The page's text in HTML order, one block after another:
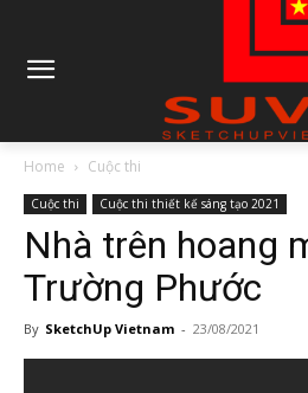
Home Cuộc thi
Cuộc thi Cuộc thi thiết kế sáng tạo 2021
Nhà trên hoang
Trường Phước
By SketchUp Vietnam - 23/08/2021